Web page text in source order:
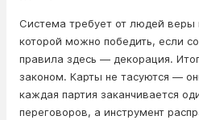
Система требует от людей веры
которой можно победить, если
правила здесь — декорация.
законом. Карты не тасуются —
каждая партия заканчивается
переговоров, а инструмент